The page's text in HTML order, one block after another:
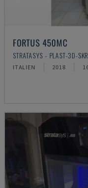
FORTUS 450MC
STRATASYS - PLAST-3D-
ITALIEN 2018